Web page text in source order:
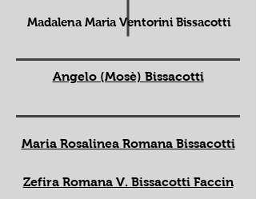
Madalena Maria Ventorini Bissacotti
Angelo (Mosè) Bissacotti
Maria Rosalinea Romana Bissacotti
Zefira Romana V. Bissacotti Faccin